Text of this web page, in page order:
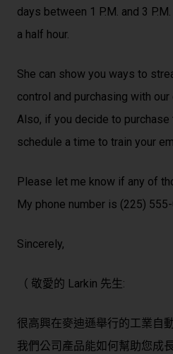
days between 1 P.M. and 3
a half hour.
She can show you ways to
control and purchasing with
Also, if you decide to
schedule a time to train your
Please let me know if any of
My phone number is (225)
Sincerely,
（ 敬愛的 Larkin 先生:
很高興在麥迪遜舉行的工業自
我們公司產品能如何幫助您成